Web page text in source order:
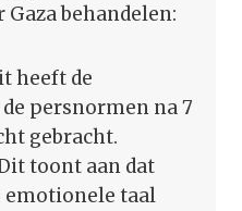
behandelen:
heeft de
persnormen na 7
gebracht.
toont aan dat
emotionele taal